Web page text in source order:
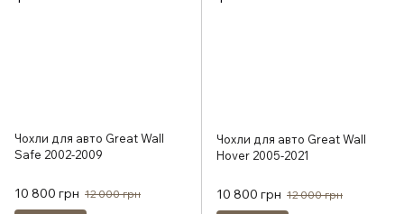
Чохли для авто Great Wall
Safe 2002-2009
10 800 грн 12 000 грн
Чохли для авто Great Wall
Hover 2005-2021
10 800 грн 12 000 грн